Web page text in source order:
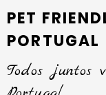
PET
PORTUGAL
Todos juntos